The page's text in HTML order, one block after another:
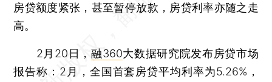
房贷额度紧张，甚至暂停放款，房贷利率亦随之走
高。
2月20日，融360大数据研究院发布房贷市场
报告称：2月，全国首套房贷平均利率为5.26%，